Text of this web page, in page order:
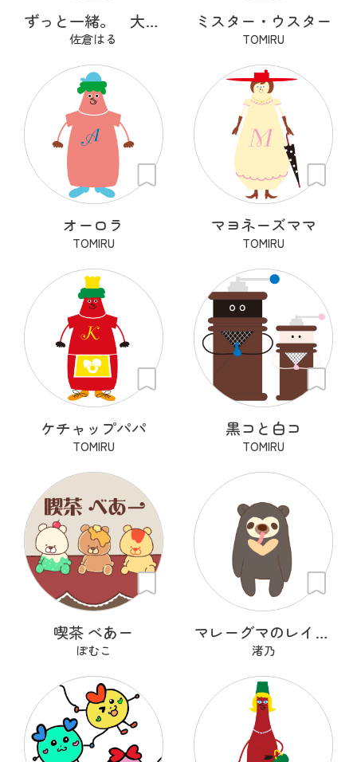
ずっと一緒。 大人になっても大事な友達
佐倉はる
ミスター・ウスター
TOMIRU
オーロラ
TOMIRU
マヨネーズママ
TOMIRU
ケチャップパパ
TOMIRU
黒コと白コ
TOMIRU
喫茶 べあー
ぽむこ
マレーグマのレインくん
渚乃